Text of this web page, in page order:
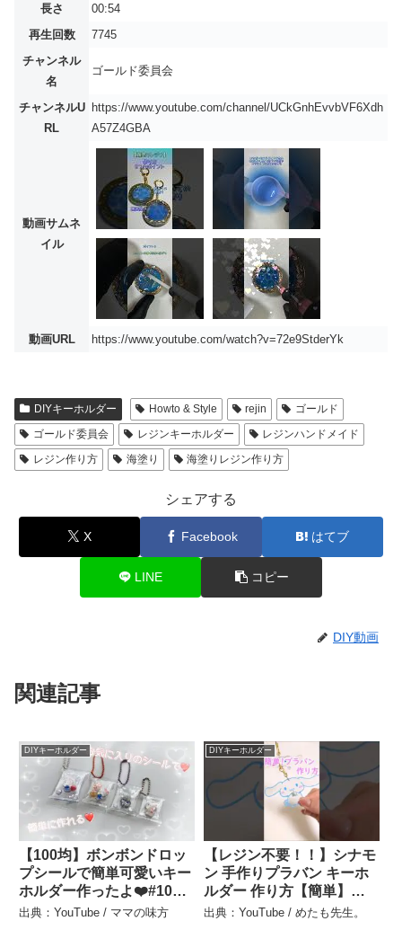
長さ
00:54
再生回数
7745
チャンネル
名
ゴールド委員会
チャンネルU
RL
https://www.youtube.com/channel/UCkGnhEvvbVF6Xdh
A57Z4GBA
動画サムネ
イル
動画URL https://www.youtube.com/watch?v=72e9StderYk
DIYキーホルダー Howto & Style rejin
ゴールド
ゴールド委員会
レジンキーホルダー
レジンハンドメイド
レジン作り方
海塗り 海塗りレジン作り方
シェアする
X Facebook はてブ
LINE コピー
DIY動画
関連記事
DIYキーホルダー
【100均】ボンボンドロッ
プシールで簡単可愛いキー
ホルダー作ったよ❤️#100
均 – ママの味方
出典：YouTube / ママの味方
DIYキーホルダー
【レジン不要！！】シナモ
ン 手作りプラバン キーホ
ルダー 作り方【簡単】
【初心者向け】DIY – めた
出典：YouTube / めたも先生。